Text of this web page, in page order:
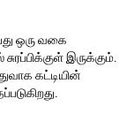
ஒரு வகை
இருக்கும்.
கட்டியின்